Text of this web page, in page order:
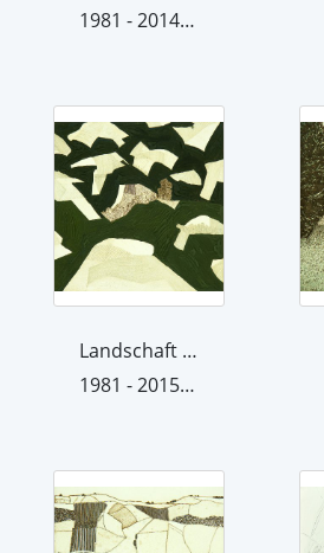
1981 - 2014 (übermalt 2014)
Landschaft 81 IV b
1981 - 2015 (übermalt 2015)